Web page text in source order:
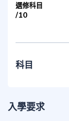
選修科目
/10
科目
入學要求